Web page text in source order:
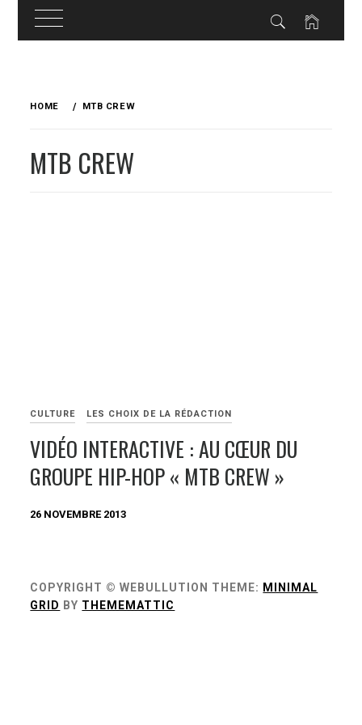
HOME MTB CREW
MTB CREW
CULTURE LES CHOIX DE LA RÉDACTION
VIDÉO INTERACTIVE : AU CŒUR DU
GROUPE HIP-HOP « MTB CREW »
26 NOVEMBRE 2013
COPYRIGHT © WEBULLUTION THEME: MINIMAL
GRID BY THEMEMATTIC